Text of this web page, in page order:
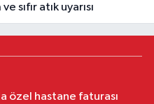
sıfır atık uyarısı
özel hastane faturası